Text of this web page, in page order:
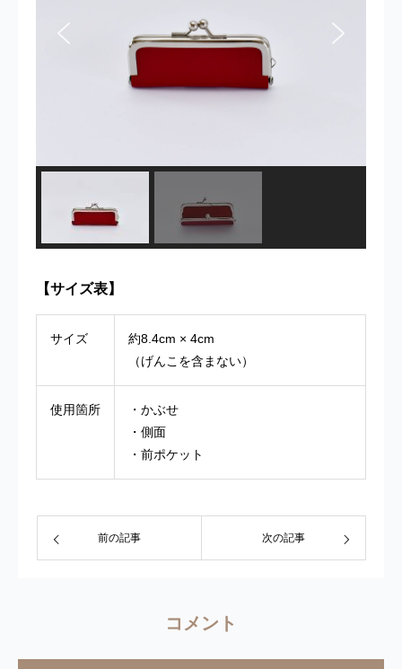
【サイズ表】
サイズ
約8.4cm × 4cm
（げんこを含まない）
使用箇所
・かぶせ
・側面
・前ポケット
前の記事 次の記事
コメント